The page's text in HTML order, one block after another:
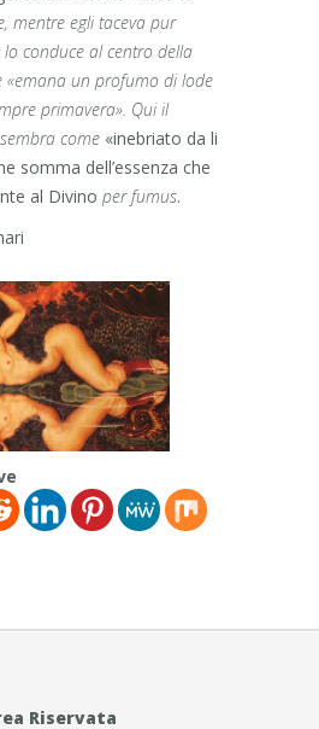
mentre egli taceva pur
conduce al centro della
«emana un profumo di lode
primavera». Qui il
come «inebriato da li
somma dell’essenza che
al Divino per fumus.
Riservata